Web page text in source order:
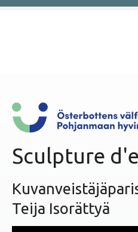
e
Sculpture
Teija Isorättyä